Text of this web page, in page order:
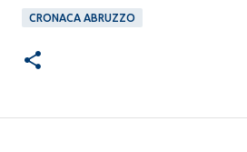
CRONACA ABRUZZO